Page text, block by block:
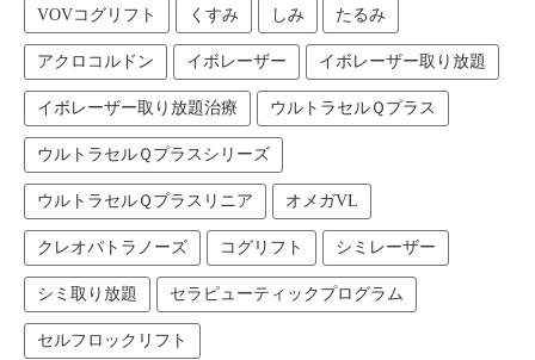
VOVコグリフト くすみ しみ たるみ
アクロコルドン イボレーザー イボレーザー取り放題
イボレーザー取り放題治療 ウルトラセルＱプラス
ウルトラセルＱプラスシリーズ
ウルトラセルＱプラスリニア オメガVL
クレオパトラノーズ コグリフト シミレーザー
シミ取り放題 セラピューティックプログラム
セルフロックリフト